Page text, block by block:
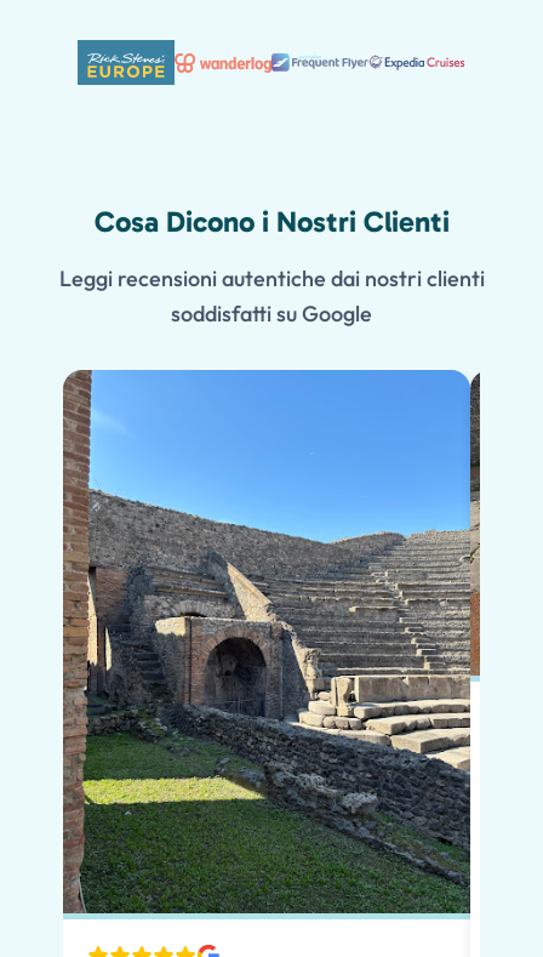
Cosa Dicono i Nostri Clienti
Leggi recensioni autentiche dai nostri clienti
soddisfatti su Google